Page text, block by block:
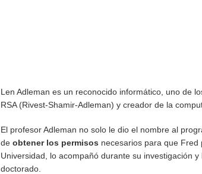
Len Adleman es un reconocido informático, uno de
RSA (Rivest-Shamir-Adleman) y creador de la
El profesor Adleman no solo le dio el nombre al
deobtener los permisos necesarios para que
Universidad, lo acompañó durante su investigación
doctorado.